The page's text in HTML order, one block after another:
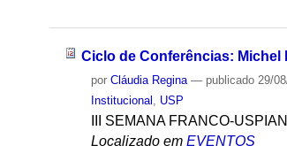
Ciclo de Conferências: Michel
porCláudia Regina — publicado 29/
Institucional
USP
III SEMANA FRANCO-
Localizado em EVENTOS